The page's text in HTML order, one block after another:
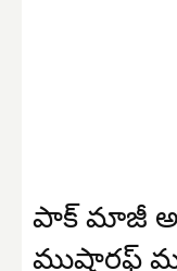
పాక్ మాజీ
ముషారఫ్